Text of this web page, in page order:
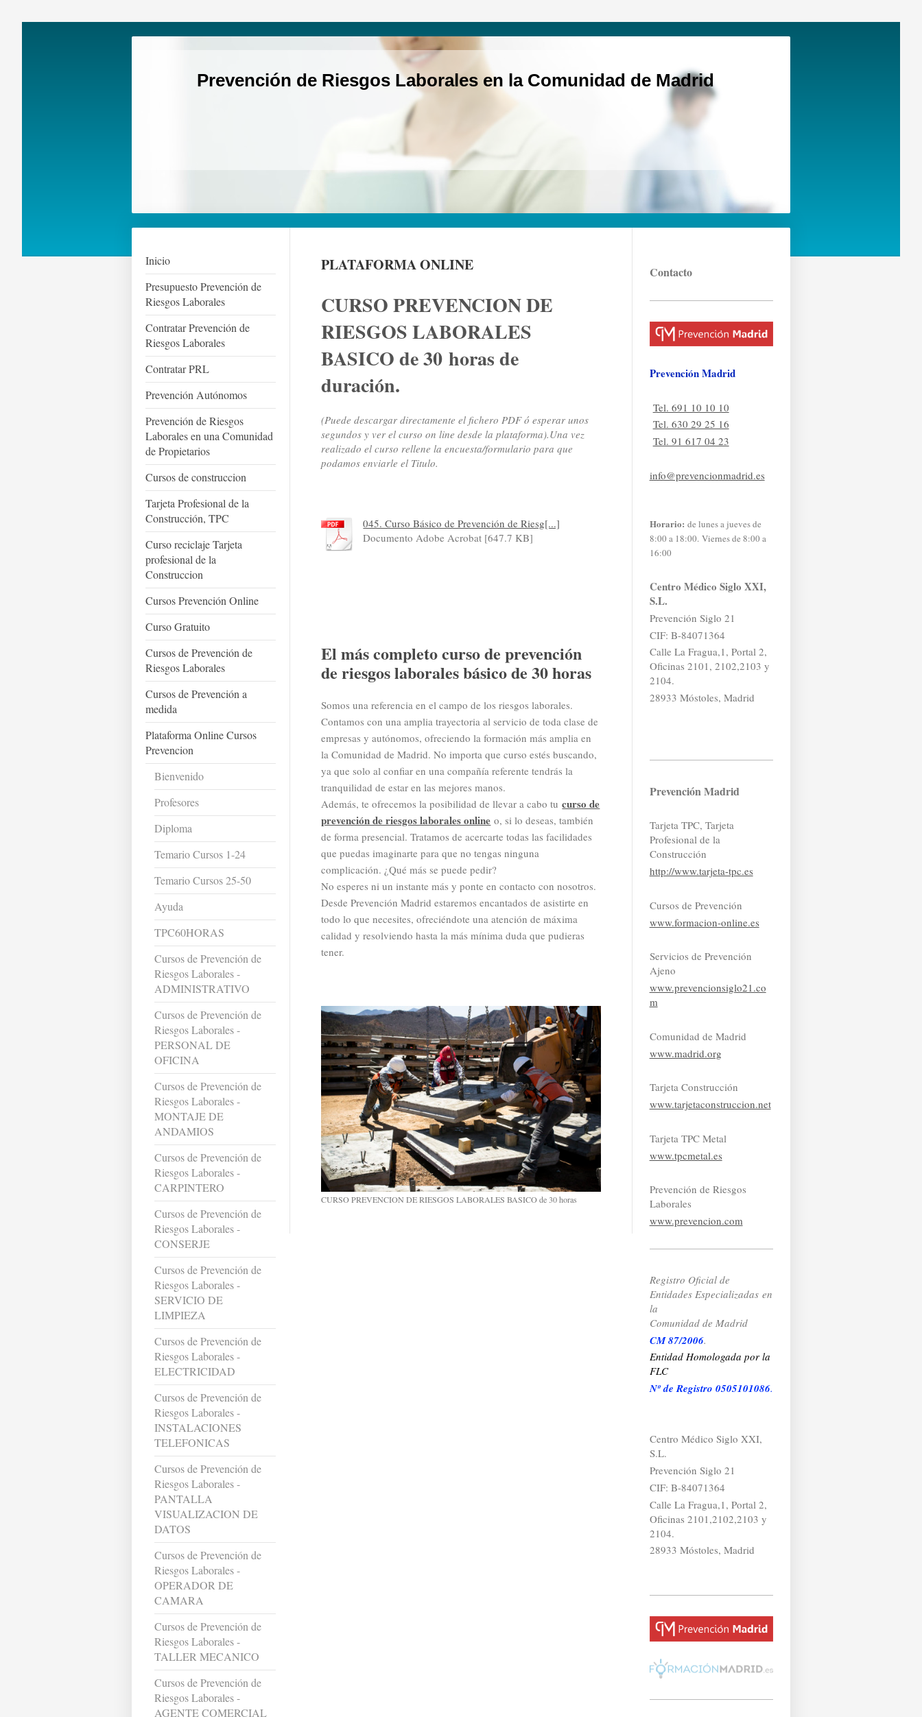
Prevención de Riesgos Laborales en la Comunidad de Madrid
Inicio
Presupuesto Prevención de
Riesgos Laborales
Contratar Prevención de
Riesgos Laborales
Contratar PRL
Prevención Autónomos
Prevención de Riesgos
Laborales en una Comunidad
de Propietarios
Cursos de construccion
Tarjeta Profesional de la
Construcción, TPC
Curso reciclaje Tarjeta
profesional de la
Construccion
Cursos Prevención Online
Curso Gratuito
Cursos de Prevención de
Riesgos Laborales
Cursos de Prevención a
medida
Plataforma Online Cursos
Prevencion
Bienvenido
Profesores
Diploma
Temario Cursos 1-24
Temario Cursos 25-50
Ayuda
TPC60HORAS
Cursos de Prevención de
Riesgos Laborales -
ADMINISTRATIVO
Cursos de Prevención de
Riesgos Laborales -
PERSONAL DE
OFICINA
Cursos de Prevención de
Riesgos Laborales -
MONTAJE DE
ANDAMIOS
Cursos de Prevención de
Riesgos Laborales -
CARPINTERO
Cursos de Prevención de
Riesgos Laborales -
CONSERJE
Cursos de Prevención de
Riesgos Laborales -
SERVICIO DE
LIMPIEZA
Cursos de Prevención de
Riesgos Laborales -
ELECTRICIDAD
Cursos de Prevención de
Riesgos Laborales -
INSTALACIONES
TELEFONICAS
Cursos de Prevención de
Riesgos Laborales -
PANTALLA
VISUALIZACION DE
DATOS
Cursos de Prevención de
Riesgos Laborales -
OPERADOR DE
CAMARA
Cursos de Prevención de
Riesgos Laborales -
TALLER MECANICO
Cursos de Prevención de
Riesgos Laborales -
AGENTE COMERCIAL
PLATAFORMA ONLINE
CURSO PREVENCION DE
RIESGOS LABORALES
BASICO de 30 horas de
duración.
(Puede descargar directamente el fichero PDF ó esperar unos
segundos y ver el curso on line desde la plataforma).Una vez
realizado el curso rellene la encuesta/formulario para que
podamos enviarle el Titulo.
045. Curso Básico de Prevención de Riesg[...]
Documento Adobe Acrobat [647.7 KB]
El más completo curso de prevención
de riesgos laborales básico de 30 horas
Somos una referencia en el campo de los riesgos laborales.
Contamos con una amplia trayectoria al servicio de toda clase de
empresas y autónomos, ofreciendo la formación más amplia en
la Comunidad de Madrid. No importa que curso estés buscando,
ya que solo al confiar en una compañía referente tendrás la
tranquilidad de estar en las mejores manos.
Además, te ofrecemos la posibilidad de llevar a cabo tucurso de
prevención de riesgos laborales online o, si lo deseas, también
de forma presencial. Tratamos de acercarte todas las facilidades
que puedas imaginarte para que no tengas ninguna
complicación. ¿Qué más se puede pedir?
No esperes ni un instante más y ponte en contacto con nosotros.
Desde Prevención Madrid estaremos encantados de asistirte en
todo lo que necesites, ofreciéndote una atención de máxima
calidad y resolviendo hasta la más mínima duda que pudieras
tener.
CURSO PREVENCION DE RIESGOS LABORALES BASICO de 30 horas
Contacto
Prevención Madrid
Tel. 691 10 10 10
Tel. 630 29 25 16
Tel. 91 617 04 23
info@prevencionmadrid.es
Horario: de lunes a jueves de
8:00 a 18:00. Viernes de 8:00 a
16:00
Centro Médico Siglo XXI,
S.L.
Prevención Siglo 21
CIF: B-84071364
Calle La Fragua,1, Portal 2,
Oficinas 2101, 2102,2103 y
2104.
28933 Móstoles, Madrid
Prevención Madrid
Tarjeta TPC, Tarjeta
Profesional de la
Construcción
http://www.tarjeta-tpc.es
Cursos de Prevención
www.formacion-online.es
Servicios de Prevención
Ajeno
www.prevencionsiglo21.co
m
Comunidad de Madrid
www.madrid.org
Tarjeta Construcción
www.tarjetaconstruccion.net
Tarjeta TPC Metal
www.tpcmetal.es
Prevención de Riesgos
Laborales
www.prevencion.com
Registro Oficial de
Entidades Especializadas en
la
Comunidad de Madrid
CM 87/2006.
Entidad Homologada por la
FLC
Nº de Registro 0505101086.
Centro Médico Siglo XXI,
S.L.
Prevención Siglo 21
CIF: B-84071364
Calle La Fragua,1, Portal 2,
Oficinas 2101,2102,2103 y
2104.
28933 Móstoles, Madrid